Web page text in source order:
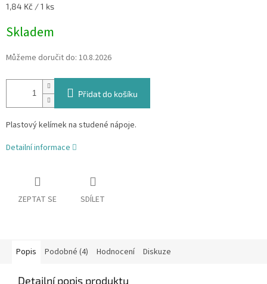
Měrná
1,84 Kč / 1 ks
Skladem
Můžeme doručit do: 10.8.2026
Přidat do košíku
Plastový kelímek na studené nápoje.
Detailní informace
ZEPTAT SE SDÍLET
Popis Podobné (4) Hodnocení Diskuze
Detailní popis produktu